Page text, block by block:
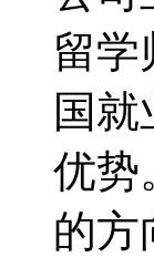
留学
国
优势
的方